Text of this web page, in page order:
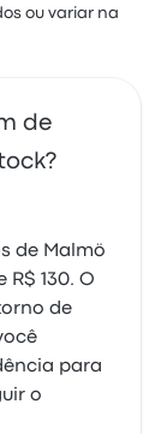
ou variar na
de
de Malmö
130. O
de
para
o